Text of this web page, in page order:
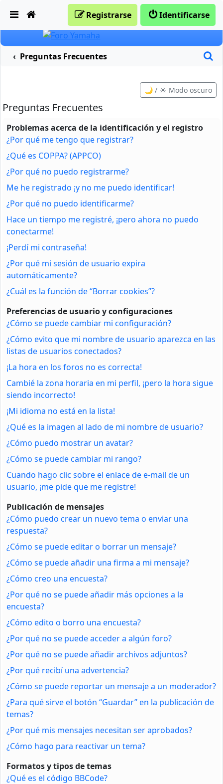
Identificarse
Registrarse
Preguntas Frecuentes
🌙 / ☀️ Modo oscuro
Preguntas Frecuentes
Problemas acerca de la identificación y el registro
¿Por qué me tengo que registrar?
¿Qué es COPPA? (APPCO)
¿Por qué no puedo registrarme?
Me he registrado ¡y no me puedo identificar!
¿Por qué no puedo identificarme?
Hace un tiempo me registré, ¡pero ahora no puedo
conectarme!
¡Perdí mi contraseña!
¿Por qué mi sesión de usuario expira
automáticamente?
¿Cuál es la función de “Borrar cookies”?
Preferencias de usuario y configuraciones
¿Cómo se puede cambiar mi configuración?
¿Cómo evito que mi nombre de usuario aparezca en las
listas de usuarios conectados?
¡La hora en los foros no es correcta!
Cambié la zona horaria en mi perfil, ¡pero la hora sigue
siendo incorrecto!
¡Mi idioma no está en la lista!
¿Qué es la imagen al lado de mi nombre de usuario?
¿Cómo puedo mostrar un avatar?
¿Cómo se puede cambiar mi rango?
Cuando hago clic sobre el enlace de e-mail de un
usuario, ¡me pide que me registre!
Publicación de mensajes
¿Cómo puedo crear un nuevo tema o enviar una
respuesta?
¿Cómo se puede editar o borrar un mensaje?
¿Cómo se puede añadir una firma a mi mensaje?
¿Cómo creo una encuesta?
¿Por qué no se puede añadir más opciones a la
encuesta?
¿Cómo edito o borro una encuesta?
¿Por qué no se puede acceder a algún foro?
¿Por qué no se puede añadir archivos adjuntos?
¿Por qué recibí una advertencia?
¿Cómo se puede reportar un mensaje a un moderador?
¿Para qué sirve el botón “Guardar” en la publicación de
temas?
¿Por qué mis mensajes necesitan ser aprobados?
¿Cómo hago para reactivar un tema?
Formatos y tipos de temas
¿Qué es el código BBCode?